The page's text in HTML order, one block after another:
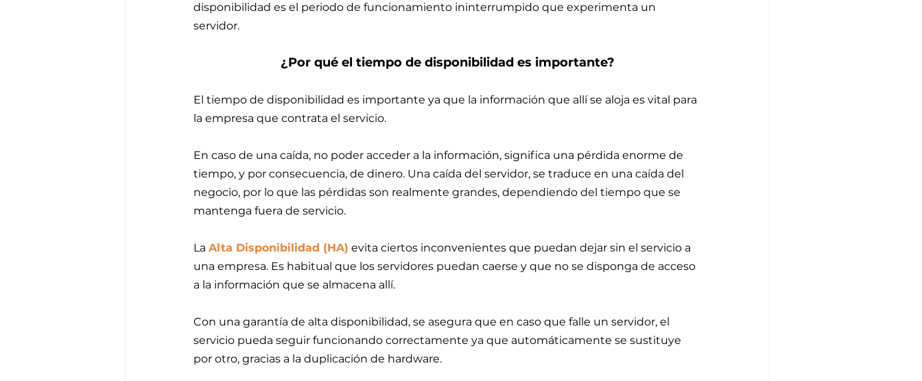
disponibilidad es el periodo de funcionamiento ininterrumpido que experimenta un
servidor.
¿Por qué el tiempo de disponibilidad es importante?
El tiempo de disponibilidad es importante ya que la información que allí se aloja es vital para
la empresa que contrata el servicio.
En caso de una caída, no poder acceder a la información, significa una pérdida enorme de
tiempo, y por consecuencia, de dinero. Una caída del servidor, se traduce en una caída del
negocio, por lo que las pérdidas son realmente grandes, dependiendo del tiempo que se
mantenga fuera de servicio.
La Alta Disponibilidad (HA) evita ciertos inconvenientes que puedan dejar sin el servicio a
una empresa. Es habitual que los servidores puedan caerse y que no se disponga de acceso
a la información que se almacena allí.
Con una garantía de alta disponibilidad, se asegura que en caso que falle un servidor, el
servicio pueda seguir funcionando correctamente ya que automáticamente se sustituye
por otro, gracias a la duplicación de hardware.